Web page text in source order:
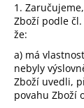
1.
Zboží podle čl.
že:
a) má
nebyly
Zboží uvedli,
povahu Zboží